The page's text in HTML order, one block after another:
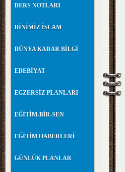
DERS NOTLARI
DİNİMİZ İSLAM
DÜNYA KADAR BİLGİ
EDEBİYAT
EGZERSİZ PLANLARI
EĞİTİM-BİR-SEN
EĞİTİM HABERLERİ
GÜNLÜK PLANLAR